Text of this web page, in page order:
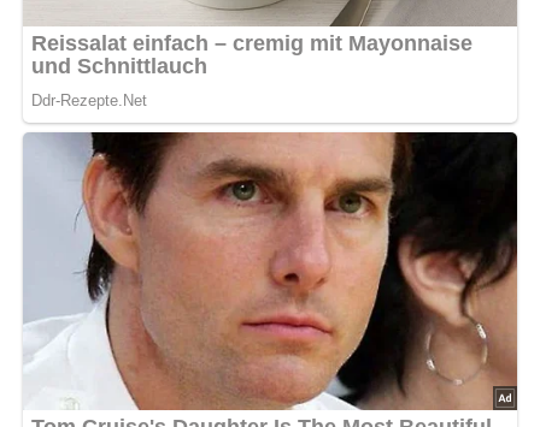
Kuchenform
Getränke und Beilagen:
Tasse Kaffee oder Tee als Nachmittagssnack oder
serviere ihn als Dessert mit einer Kugel Vanilleeis.
Informationen zu den Zutaten:
Mehl: Die Basis des Kuchenteigs, liefert Kohlenhydrate
und sorgt für die richtige Konsistenz.
Eier:Binden den Teig zusammen und sorgen für
Lockerheit.
Margarine oder Butter:
Verleiht dem Kuchen
Geschmack und eine saftige Textur.